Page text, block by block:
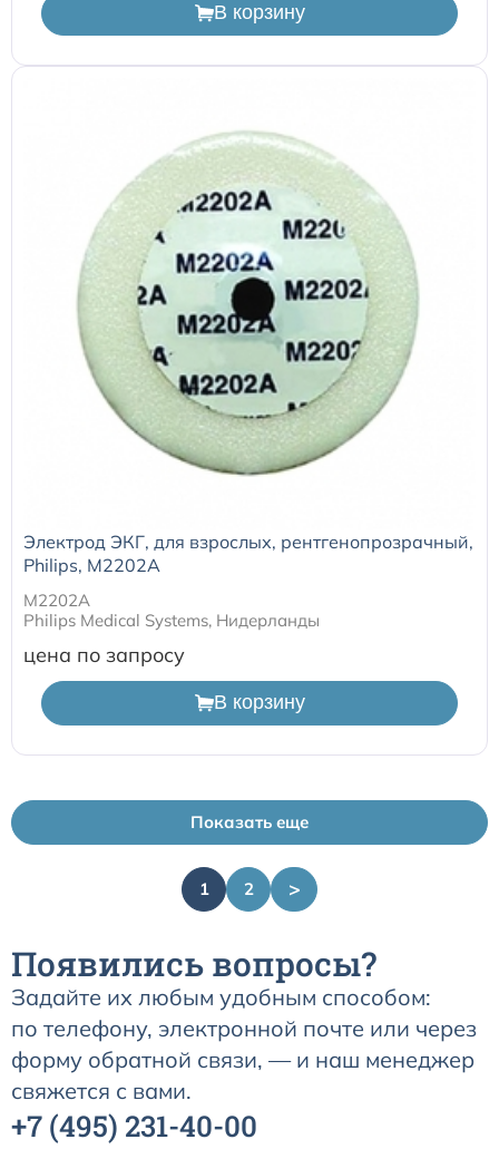
В корзину
Электрод ЭКГ, для взрослых, рентгенопрозрачный,
Philips, M2202A
M2202A
Philips Medical Systems, Нидерланды
цена по запросу
В корзину
Показать еще
1 2 >
Появились вопросы?
Задайте их любым удобным способом:
по телефону, электронной почте или через
форму обратной связи, — и наш менеджер
свяжется с вами.
+7 (495) 231-40-00